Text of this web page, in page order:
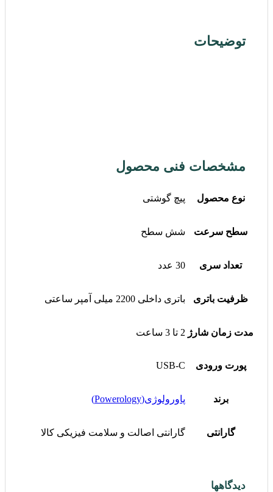
توضیحات
مشخصات فنی محصول
نوع محصول پیچ گوشتی
سطح سرعت شش سطح
تعداد سری 30 عدد
ظرفیت باتری باتری داخلی 2200 میلی آمپر ساعتی
مدت زمان شارژ 2 تا 3 ساعت
پورت ورودی USB-C
برند پاورولوژی(Powerology)
گارانتی گارانتی اصالت و سلامت فیزیکی کالا
دیدگاهها